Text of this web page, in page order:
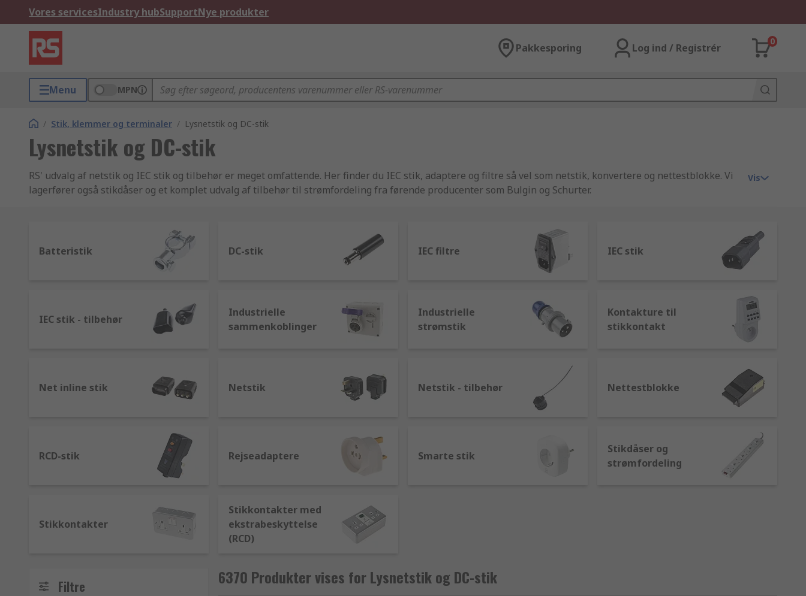
Vores servicesIndustry hubSupportNye produkter
Pakkesporing Log ind / Registrér
0
Menu MPN
/ Stik, klemmer og terminaler / Lysnetstik og DC-stik
Lysnetstik og DC-stik
RS' udvalg af netstik og IEC stik og tilbehør er meget omfattende. Her finder du IEC stik, adaptere og filtre så vel som netstik, konvertere og nettestblokke. Vi
lagerfører også stikdåser og et komplet udvalg af tilbehør til strømfordeling fra førende producenter som Bulgin og Schurter.
Vis
Batteristik DC-stik IEC filtre IEC stik
IEC stik - tilbehør
Industrielle
sammenkoblinger
Industrielle
strømstik
Kontakture til
stikkontakt
Net inline stik Netstik Netstik - tilbehør Nettestblokke
RCD-stik Rejseadaptere Smarte stik
Stikdåser og
strømfordeling
Stikkontakter
Stikkontakter med
ekstrabeskyttelse
(RCD)
Filtre 6370 Produkter vises for Lysnetstik og DC-stik